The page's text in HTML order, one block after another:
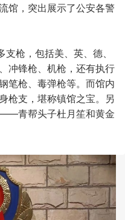
馆，突出展示了公安各警
枪，包括美、英、德、
冲锋枪、机枪，还有执行
笔枪、毒弹枪等。而馆内
枪支，堪称镇馆之宝。另
青帮头子杜月笙和黄金